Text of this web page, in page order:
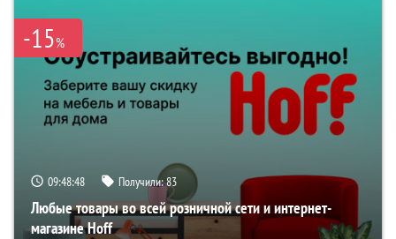
-15%
09:48:47 Получили:83
Любые товары во всей розничной сети и интернет-
магазине Hoff